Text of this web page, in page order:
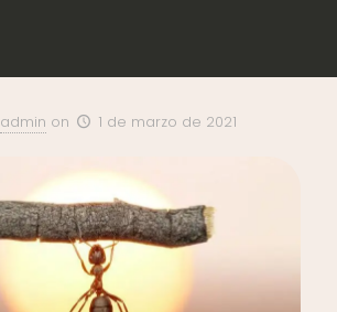
admin on 1 de marzo de 2021